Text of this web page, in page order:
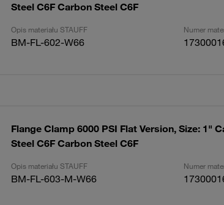
Steel C6F Carbon Steel C6F
Opis materiału STAUFF Numer
BM-FL-602-W66
Flange Clamp 6000 PSI Flat Version, Size: 1"
Steel C6F Carbon Steel C6F
Opis materiału STAUFF Numer
BM-FL-603-M-W66